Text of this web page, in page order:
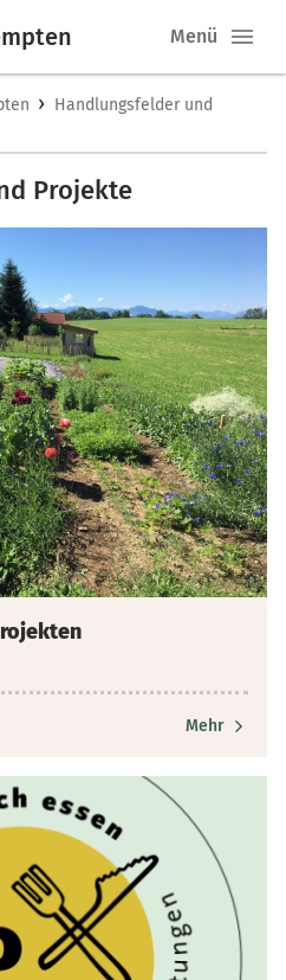
Menü
› Handlungsfelder und
Projekte
Mehr